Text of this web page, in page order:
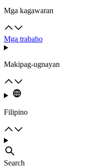
Mga kagawaran
Mga trabaho
Makipag-ugnayan
Filipino
Search